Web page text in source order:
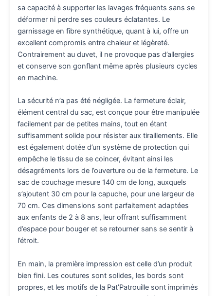
sa capacité à supporter les lavages fréquents sans se
déformer ni perdre ses couleurs éclatantes. Le
garnissage en fibre synthétique, quant à lui, offre un
excellent compromis entre chaleur et légèreté.
Contrairement au duvet, il ne provoque pas d’allergies
et conserve son gonflant même après plusieurs cycles
en machine.
La sécurité n’a pas été négligée. La fermeture éclair,
élément central du sac, est conçue pour être manipulée
facilement par de petites mains, tout en étant
suffisamment solide pour résister aux tiraillements. Elle
est également dotée d’un système de protection qui
empêche le tissu de se coincer, évitant ainsi les
désagréments lors de l’ouverture ou de la fermeture. Le
sac de couchage mesure 140 cm de long, auxquels
s’ajoutent 30 cm pour la capuche, pour une largeur de
70 cm. Ces dimensions sont parfaitement adaptées
aux enfants de 2 à 8 ans, leur offrant suffisamment
d’espace pour bouger et se retourner sans se sentir à
l’étroit.
En main, la première impression est celle d’un produit
bien fini. Les coutures sont solides, les bords sont
propres, et les motifs de la Pat’Patrouille sont imprimés